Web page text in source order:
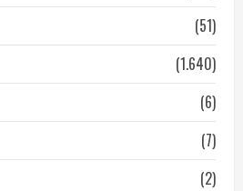
(51)
(1.640)
(6)
(7)
(2)